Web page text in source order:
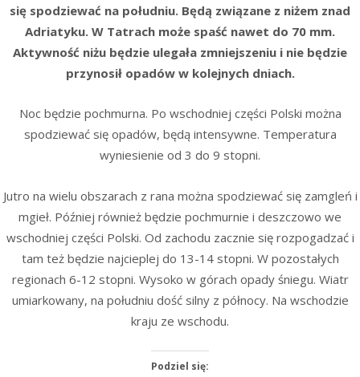
się spodziewać na południu. Będą związane z niżem znad
Adriatyku. W Tatrach może spaść nawet do 70 mm.
Aktywność niżu będzie ulegała zmniejszeniu i nie będzie
przynosił opadów w kolejnych dniach.
Noc będzie pochmurna. Po wschodniej części Polski można
spodziewać się opadów, będą intensywne. Temperatura
wyniesienie od 3 do 9 stopni.
Jutro na wielu obszarach z rana można spodziewać się zamgleń i
mgieł. Później również będzie pochmurnie i deszczowo we
wschodniej części Polski. Od zachodu zacznie się rozpogadzać i
tam też będzie najcieplej do 13-14 stopni. W pozostałych
regionach 6-12 stopni. Wysoko w górach opady śniegu. Wiatr
umiarkowany, na południu dość silny z północy. Na wschodzie
kraju ze wschodu.
Podziel się: